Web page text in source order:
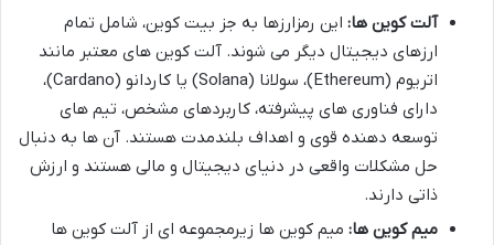
آلت کوین ها: این رمزارزها به جز بیت کوین، شامل تمام
ارزهای دیجیتال دیگر می شوند. آلت کوین های معتبر مانند
اتریوم (Ethereum)، سولانا (Solana) یا کاردانو (Cardano)،
دارای فناوری های پیشرفته، کاربردهای مشخص، تیم های
توسعه دهنده قوی و اهداف بلندمدت هستند. آن ها به دنبال
حل مشکلات واقعی در دنیای دیجیتال و مالی هستند و ارزش
ذاتی دارند.
میم کوین ها: میم کوین ها زیرمجموعه ای از آلت کوین ها